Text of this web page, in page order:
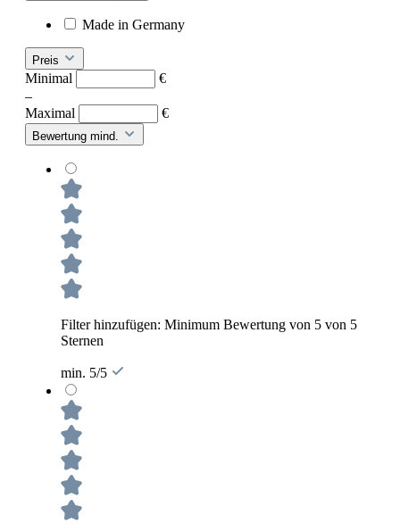
Made in Germany
Preis
Minimal
€
–
Maximal
€
Bewertung mind.
Filter hinzufügen: Minimum Bewertung von 5 von 5
Sternen
min. 5/5